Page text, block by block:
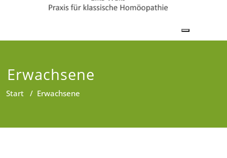
Erwachsene
Start / Erwachsene